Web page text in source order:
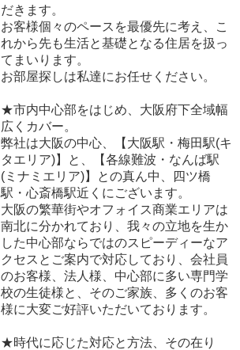
だきます。
お客様個々のペースを最優先に考え、こ
れから先も生活と基礎となる住居を扱っ
てまいります。
お部屋探しは私達にお任せください。
★市内中心部をはじめ、大阪府下全域幅
広くカバー。
弊社は大阪の中心、【大阪駅・梅田駅(キ
タエリア)】と、【各線難波・なんば駅
(ミナミエリア)】との真ん中、四ツ橋
駅・心斎橋駅近くにございます。
大阪の繁華街やオフォイス商業エリアは
南北に分かれており、我々の立地を生か
した中心部ならではのスピーディーなア
クセスとご案内で対応しており、会社員
のお客様、法人様、中心部に多い専門学
校の生徒様と、そのご家族、多くのお客
様に大変ご好評いただいております。
★時代に応じた対応と方法、その在り